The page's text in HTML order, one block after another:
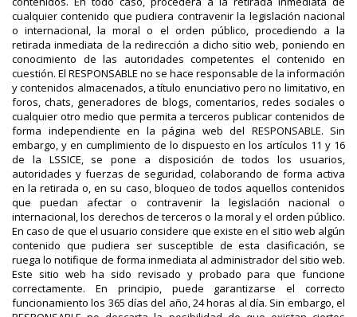
cualquier contenido que pudiera contravenir la legislación nacional
o internacional, la moral o el orden público, procediendo a la
retirada inmediata de la redirección a dicho sitio web, poniendo en
conocimiento de las autoridades competentes el contenido en
cuestión. El RESPONSABLE no se hace responsable de la información
y contenidos almacenados, a título enunciativo pero no limitativo, en
foros, chats, generadores de blogs, comentarios, redes sociales o
cualquier otro medio que permita a terceros publicar contenidos de
forma independiente en la página web del RESPONSABLE. Sin
embargo, y en cumplimiento de lo dispuesto en los artículos 11 y 16
de la LSSICE, se pone a disposición de todos los usuarios,
autoridades y fuerzas de seguridad, colaborando de forma activa
en la retirada o, en su caso, bloqueo de todos aquellos contenidos
que puedan afectar o contravenir la legislación nacional o
internacional, los derechos de terceros o la moral y el orden público.
En caso de que el usuario considere que existe en el sitio web algún
contenido que pudiera ser susceptible de esta clasificación, se
ruega lo notifique de forma inmediata al administrador del sitio web.
Este sitio web ha sido revisado y probado para que funcione
correctamente. En principio, puede garantizarse el correcto
funcionamiento los 365 días del año, 24 horas al día. Sin embargo, el